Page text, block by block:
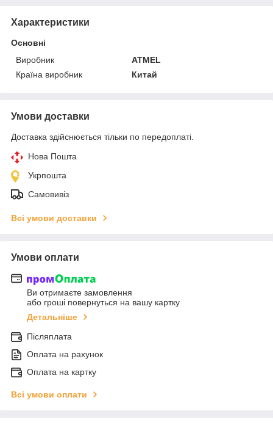
Характеристики
Основні
Виробник
ATMEL
Країна виробник
Китай
Умови доставки
Доставка здійснюється тільки по передоплаті.
Нова Пошта
Укрпошта
Самовивіз
Всі умови доставки
Умови оплати
Ви отримаєте замовлення
або гроші повернуться на вашу картку
Детальніше
Післяплата
Оплата на рахунок
Оплата на картку
Всі умови оплати